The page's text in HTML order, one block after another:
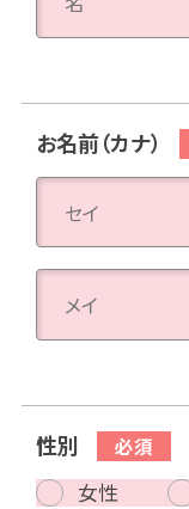
お名前（カナ）
性別
女性